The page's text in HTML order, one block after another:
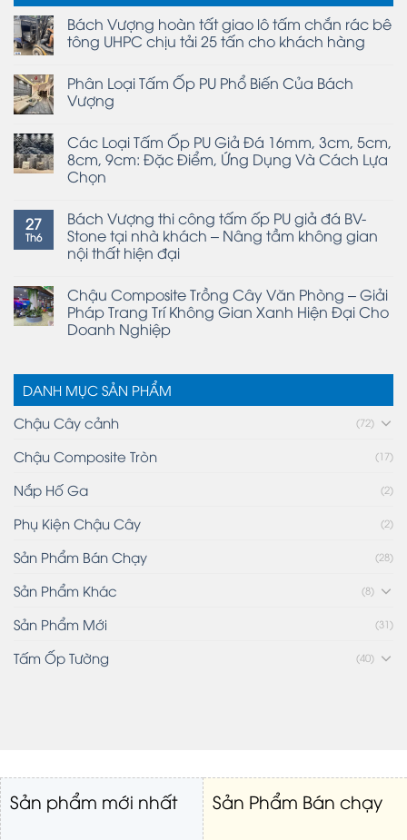
Bách Vượng hoàn tất giao lô tấm chắn rác bê
tông UHPC chịu tải 25 tấn cho khách hàng
Phân Loại Tấm Ốp PU Phổ Biến Của Bách
Vượng
Các Loại Tấm Ốp PU Giả Đá 16mm, 3cm, 5cm,
8cm, 9cm: Đặc Điểm, Ứng Dụng Và Cách Lựa
Chọn
27
Th6
Bách Vượng thi công tấm ốp PU giả đá BV-
Stone tại nhà khách – Nâng tầm không gian
nội thất hiện đại
Chậu Composite Trồng Cây Văn Phòng – Giải
Pháp Trang Trí Không Gian Xanh Hiện Đại Cho
Doanh Nghiệp
DANH MỤC SẢN PHẨM
Chậu Cây cảnh
(72)
Chậu Composite Tròn (17)
Nắp Hố Ga (2)
Phụ Kiện Chậu Cây (2)
Sản Phẩm Bán Chạy (28)
Sản Phẩm Khác (8)
Sản Phẩm Mới (31)
Tấm Ốp Tường (40)
Sản phẩm mới nhất Sản Phẩm Bán chạy